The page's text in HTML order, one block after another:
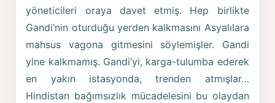
yöneticileri oraya davet etmiş. Hep birlikte
Gandi’nin oturduğu yerden kalkmasını Asyalılara
mahsus vagona gitmesini söylemişler. Gandi
yine kalkmamış. Gandi’yi, karga-tulumba ederek
en yakın istasyonda, trenden atmışlar…
Hindistan bağımsızlık mücadelesini bu olaydan